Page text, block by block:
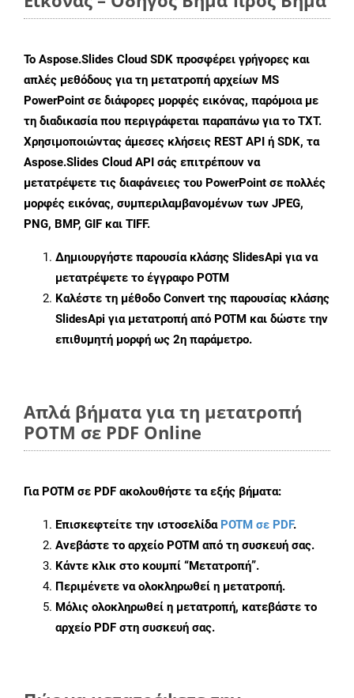
Το Aspose.Slides Cloud SDK προσφέρει γρήγορες και
απλές μεθόδους για τη μετατροπή αρχείων MS
PowerPoint σε διάφορες μορφές εικόνας, παρόμοια με
τη διαδικασία που περιγράφεται παραπάνω για το TXT.
Χρησιμοποιώντας άμεσες κλήσεις REST API ή SDK, τα
Aspose.Slides Cloud API σάς επιτρέπουν να
μετατρέψετε τις διαφάνειες του PowerPoint σε πολλές
μορφές εικόνας, συμπεριλαμβανομένων των JPEG,
PNG, BMP, GIF και TIFF.
Δημιουργήστε παρουσία κλάσης SlidesApi για να
μετατρέψετε το έγγραφο POTM
Καλέστε τη μέθοδο Convert της παρουσίας κλάσης
SlidesApi για μετατροπή από POTM και δώστε την
επιθυμητή μορφή ως 2η παράμετρο.
Απλά βήματα για τη μετατροπή
POTM σε PDF Online
Για POTM σε PDF ακολουθήστε τα εξής βήματα:
Επισκεφτείτε την ιστοσελίδα POTM σε PDF.
Ανεβάστε το αρχείο POTM από τη συσκευή σας.
Κάντε κλικ στο κουμπί “Μετατροπή”.
Περιμένετε να ολοκληρωθεί η μετατροπή.
Μόλις ολοκληρωθεί η μετατροπή, κατεβάστε το
αρχείο PDF στη συσκευή σας.